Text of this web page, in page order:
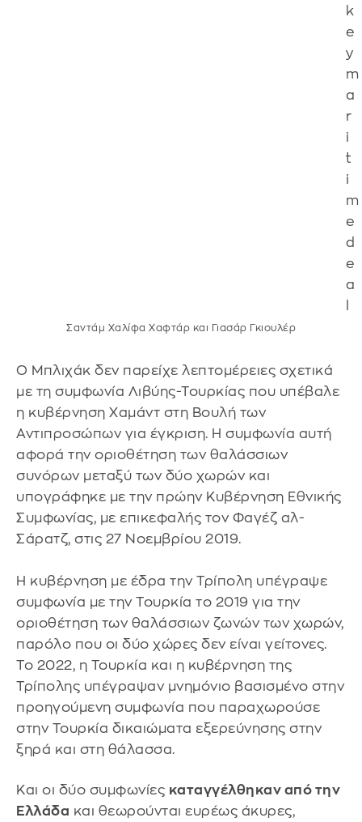
Σαντάμ Χαλίφα Χαφτάρ και Γιασάρ Γκιουλέρ
Ο Μπλιχάκ δεν παρείχε λεπτομέρειες σχετικά
με τη συμφωνία Λιβύης-Τουρκίας που υπέβαλε
η κυβέρνηση Χαμάντ στη Βουλή των
Αντιπροσώπων για έγκριση. Η συμφωνία αυτή
αφορά την οριοθέτηση των θαλάσσιων
συνόρων μεταξύ των δύο χωρών και
υπογράφηκε με την πρώην Κυβέρνηση Εθνικής
Συμφωνίας, με επικεφαλής τον Φαγέζ αλ-
Σάρατζ, στις 27 Νοεμβρίου 2019.
Η κυβέρνηση με έδρα την Τρίπολη υπέγραψε
συμφωνία με την Τουρκία το 2019 για την
οριοθέτηση των θαλάσσιων ζωνών των χωρών,
παρόλο που οι δύο χώρες δεν είναι γείτονες.
Το 2022, η Τουρκία και η κυβέρνηση της
Τρίπολης υπέγραψαν μνημόνιο βασισμένο στην
προηγούμενη συμφωνία που παραχωρούσε
στην Τουρκία δικαιώματα εξερεύνησης στην
ξηρά και στη θάλασσα.
Και οι δύο συμφωνίες καταγγέλθηκαν από την
Ελλάδα και θεωρούνται ευρέως άκυρες,